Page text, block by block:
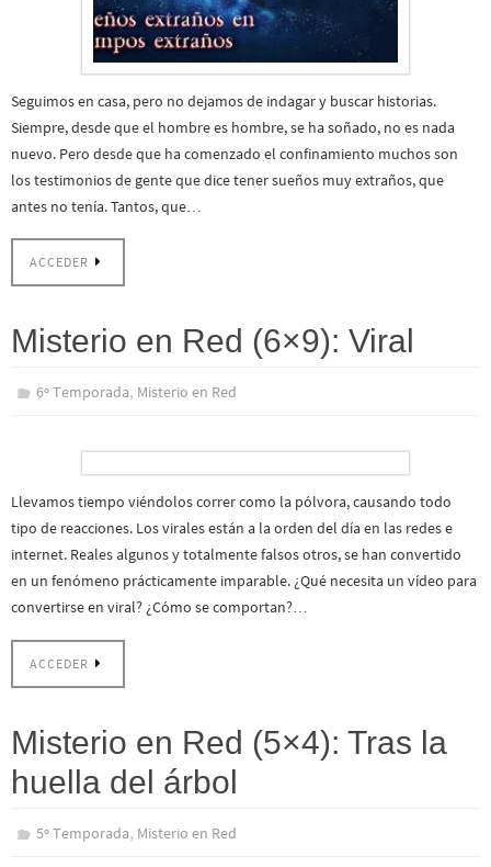
Seguimos en casa, pero no dejamos de indagar y buscar historias.
Siempre, desde que el hombre es hombre, se ha soñado, no es nada
nuevo. Pero desde que ha comenzado el confinamiento muchos son
los testimonios de gente que dice tener sueños muy extraños, que
antes no tenía. Tantos, que…
ACCEDER
Misterio en Red (6×9): Viral
6º Temporada, Misterio en Red
Llevamos tiempo viéndolos correr como la pólvora, causando todo
tipo de reacciones. Los virales están a la orden del día en las redes e
internet. Reales algunos y totalmente falsos otros, se han convertido
en un fenómeno prácticamente imparable. ¿Qué necesita un vídeo para
convertirse en viral? ¿Cómo se comportan?…
ACCEDER
Misterio en Red (5×4): Tras la
huella del árbol
5º Temporada, Misterio en Red